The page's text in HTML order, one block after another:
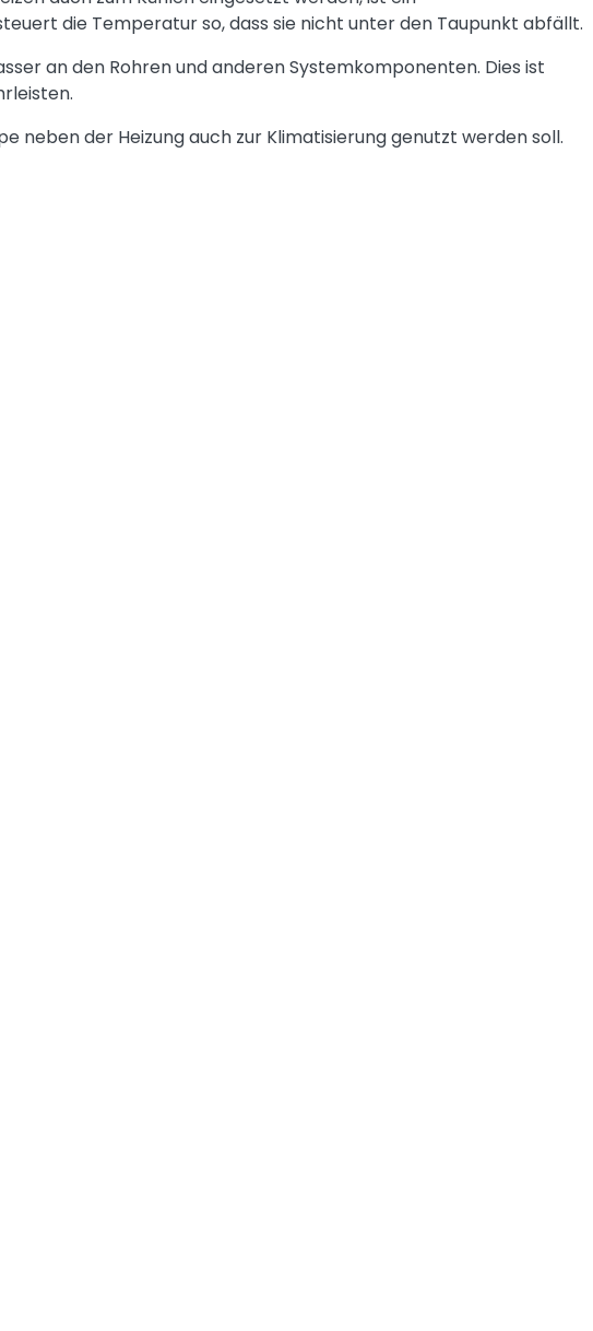
die Temperatur so, dass sie nicht unter den Taupunkt abfällt.
an den Rohren und anderen Systemkomponenten. Dies ist
neben der Heizung auch zur Klimatisierung genutzt werden soll.